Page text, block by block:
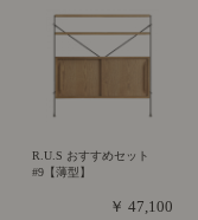
R.U.S おすすめセット
#9【薄型】
￥ 47,100